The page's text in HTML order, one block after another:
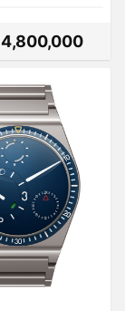
4,800,000